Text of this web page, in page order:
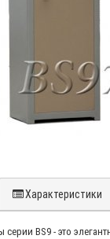
Характеристики
BS9 - это